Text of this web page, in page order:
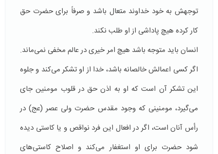
توجهش به خود خداوند متعال باشد و صرفاً برای حضرت حق
کار کرده هیچ پاداشی از او طلب نکند.
انسان باید متوجه باشد هیچ امر خیری در عالم مخفی نمی‌ماند.
اگر کسی اعمالش خالصانه باشد، خدا از او تشکر می‌كند و جلوه
این تشكر آن است كه او به اذن حق در قلوب مومنین جای
می‌گیرد، مومنینی كه وجود مقدس حضرت ولی عصر (عج) در
رأس آنان است، اگر در افعال این فرد نواقص و یا كاستی دیده
شود حضرت برای او استغفار می‌كند و اصلاح كاستی‌های